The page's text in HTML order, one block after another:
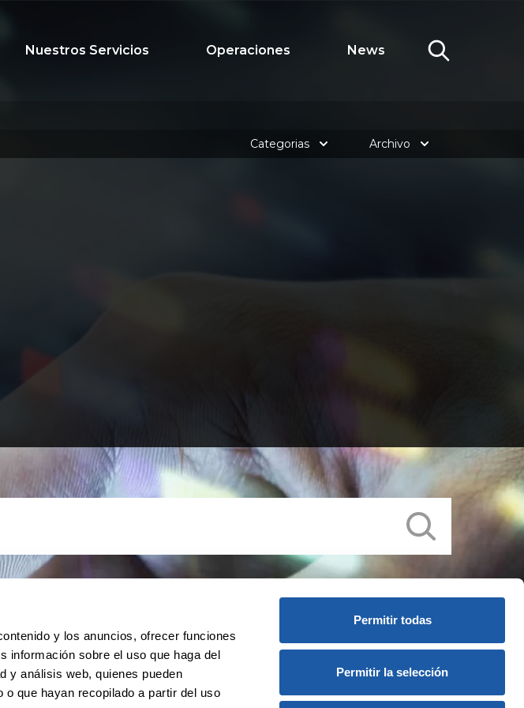
y los anuncios, ofrecer funciones
información sobre el uso que haga del
y análisis web, quienes pueden
que hayan recopilado a partir del uso
Permitir todas
Permitir la selección
Nuestros Servicios Operaciones News
Categorias Archivo